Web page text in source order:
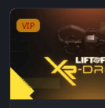
VIP